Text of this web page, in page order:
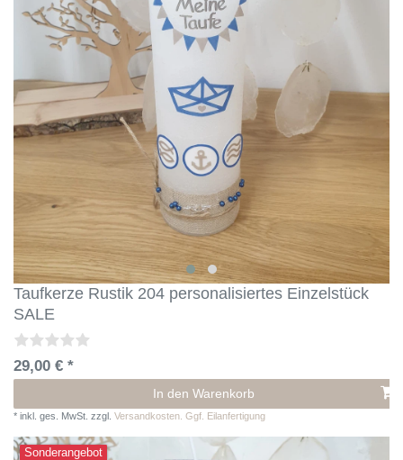
Taufkerze Rustik 204 personalisiertes Einzelstück
SALE
29,00 € *
In den Warenkorb
* inkl. ges. MwSt. zzgl. Versandkosten. Ggf. Eilanfertigung
Sonderangebot